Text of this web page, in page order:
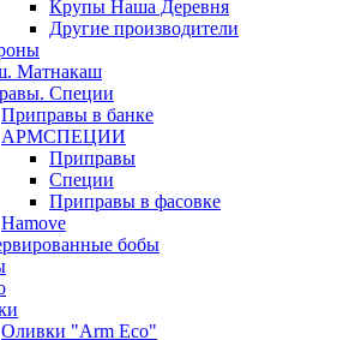
Крупы Наша Деревня
Другие производители
Матнакаш
Специи
Приправы в банке
АРМСПЕЦИИ
Приправы
Специи
Приправы в фасовке
Hamove
бобы
Оливки "Arm Eco"